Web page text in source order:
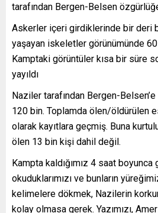
tarafından Bergen-Belsen
Askerler içeri girdiklerinde bir deri
yaşayan iskeletler görünümünde 60
Kamptaki görüntüler kısa bir süre
yayıldı
Naziler tarafından Bergen-
120 bin. Toplamda ölen/öldürülen
olarak kayıtlara geçmiş. Buna
ölen 13 bin kişi dahil değil.
Kampta kaldığımız 4 saat
okuduklarımızı ve bunların
kelimelere dökmek, Nazilerin
kolay olmasa gerek. Yazımızı,